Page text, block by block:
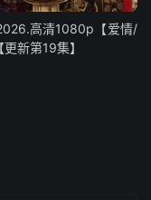
高清1080p【爱情/
新第19集】